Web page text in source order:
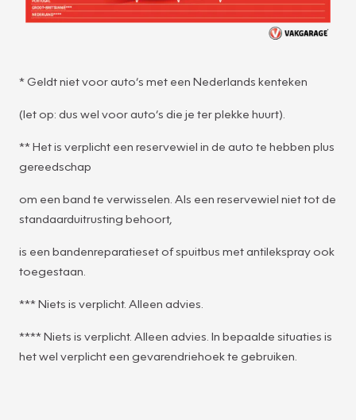
* Geldt niet voor auto’s met een Nederlands kenteken
(let op: dus wel voor auto’s die je ter plekke huurt).
** Het is verplicht een reservewiel in de auto te hebben plus
gereedschap
om een band te verwisselen. Als een reservewiel niet tot de
standaarduitrusting behoort,
is een bandenreparatieset of spuitbus met antilekspray ook
toegestaan.
*** Niets is verplicht. Alleen advies.
**** Niets is verplicht. Alleen advies. In bepaalde situaties is
het wel verplicht een gevarendriehoek te gebruiken.